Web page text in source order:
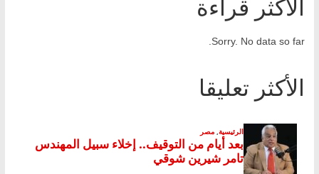
الأكثر قراءة
Sorry. No data so far.
الأكثر تعليقا